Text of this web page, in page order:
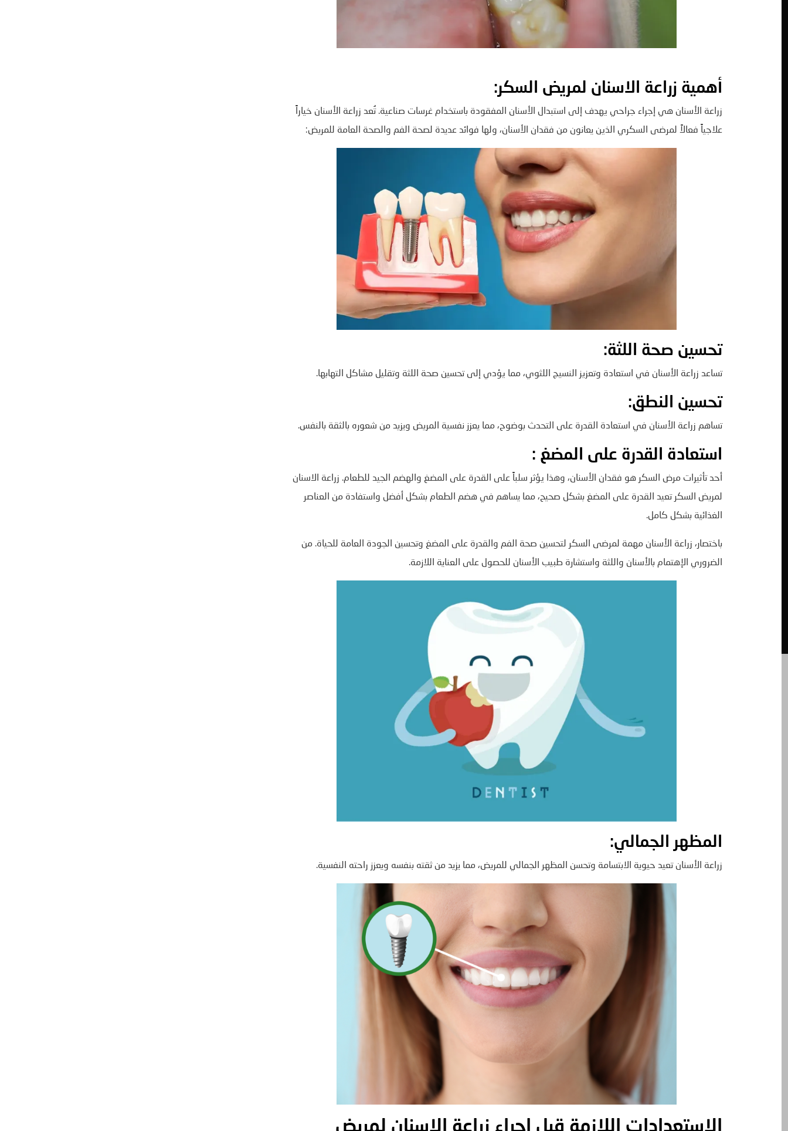
أهمية زراعة الاسنان لمريض السكر:
زراعة الأسنان هي إجراء جراحي يهدف إلى استبدال الأسنان المفقودة باستخدام غرسات صناعية. تُعد زراعة الأسنان خياراً
علاجياً فعالاً لمرضى السكري الذين يعانون من فقدان الأسنان، ولها فوائد عديدة لصحة الفم والصحة العامة للمريض:
تحسين صحة اللثة:
تساعد زراعة الأسنان في استعادة وتعزيز النسيج اللثوي، مما يؤدي إلى تحسين صحة اللثة وتقليل مشاكل التهابها.
تحسين النطق:
تساهم زراعة الأسنان في استعادة القدرة على التحدث بوضوح، مما يعزز نفسية المريض ويزيد من شعوره بالثقة بالنفس.
استعادة القدرة على المضغ :
أحد تأثيرات مرض السكر هو فقدان الأسنان، وهذا يؤثر سلباً على القدرة على المضغ والهضم الجيد للطعام. زراعة الاسنان
لمريض السكر تعيد القدرة على المضغ بشكل صحيح، مما يساهم في هضم الطعام بشكل أفضل واستفادة من العناصر
الغذائية بشكل كامل.
باختصار، زراعة الأسنان مهمة لمرضى السكر لتحسين صحة الفم والقدرة على المضغ وتحسين الجودة العامة للحياة. من
الضروري الإهتمام بالأسنان واللثة واستشارة طبيب الأسنان للحصول على العناية اللازمة.
المظهر الجمالي:
زراعة الأسنان تعيد حيوية الابتسامة وتحسن المظهر الجمالي للمريض، مما يزيد من ثقته بنفسه ويعزز راحته النفسية.
الاستعدادات اللازمة قبل إجراء زراعة الاسنان لمريض